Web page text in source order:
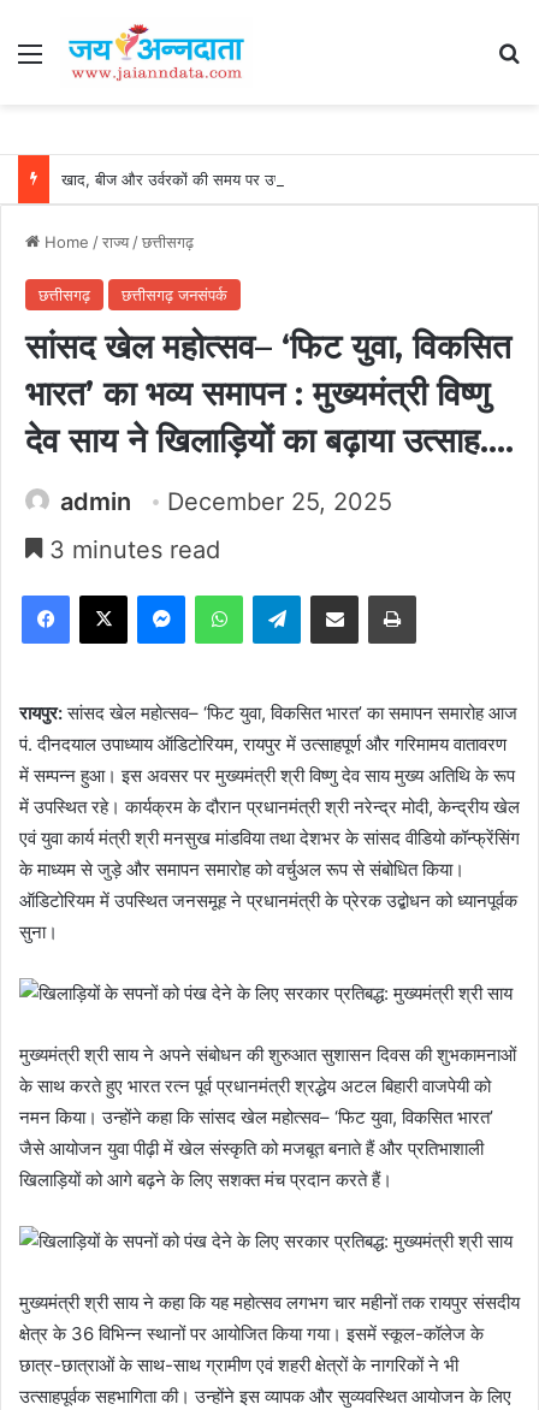
Menu
Home /राज्य/छत्तीसगढ़
छत्तीसगढ़ छत्तीसगढ़ जनसंपर्क
सांसद खेल महोत्सव– ‘फिट युवा, विकसित
भारत’ का भव्य समापन : मुख्यमंत्री विष्णु
देव साय ने खिलाड़ियों का बढ़ाया उत्साह….
admin
December 25, 2025
3 minutes read
Facebook
X MessengerWhatsAppTelegramShare via Email Print
रायपुर:सांसद खेल महोत्सव– ‘फिट युवा, विकसित भारत’ का समापन समारोह आज
पं. दीनदयाल उपाध्याय ऑडिटोरियम, रायपुर में उत्साहपूर्ण और गरिमामय वातावरण
में सम्पन्न हुआ। इस अवसर पर मुख्यमंत्री श्री विष्णु देव साय मुख्य अतिथि के रूप
में उपस्थित रहे। कार्यक्रम के दौरान प्रधानमंत्री श्री नरेन्द्र मोदी, केन्द्रीय खेल
एवं युवा कार्य मंत्री श्री मनसुख मांडविया तथा देशभर के सांसद वीडियो कॉन्फ्रेंसिंग
के माध्यम से जुड़े और समापन समारोह को वर्चुअल रूप से संबोधित किया।
ऑडिटोरियम में उपस्थित जनसमूह ने प्रधानमंत्री के प्रेरक उद्बोधन को ध्यानपूर्वक
सुना।
मुख्यमंत्री श्री साय ने अपने संबोधन की शुरुआत सुशासन दिवस की शुभकामनाओं
के साथ करते हुए भारत रत्न पूर्व प्रधानमंत्री श्रद्धेय अटल बिहारी वाजपेयी को
नमन किया। उन्होंने कहा कि सांसद खेल महोत्सव– ‘फिट युवा, विकसित भारत’
जैसे आयोजन युवा पीढ़ी में खेल संस्कृति को मजबूत बनाते हैं और प्रतिभाशाली
खिलाड़ियों को आगे बढ़ने के लिए सशक्त मंच प्रदान करते हैं।
मुख्यमंत्री श्री साय ने कहा कि यह महोत्सव लगभग चार महीनों तक रायपुर संसदीय
क्षेत्र के 36 विभिन्न स्थानों पर आयोजित किया गया। इसमें स्कूल-कॉलेज के
छात्र-छात्राओं के साथ-साथ ग्रामीण एवं शहरी क्षेत्रों के नागरिकों ने भी
उत्साहपूर्वक सहभागिता की। उन्होंने इस व्यापक और सुव्यवस्थित आयोजन के लिए